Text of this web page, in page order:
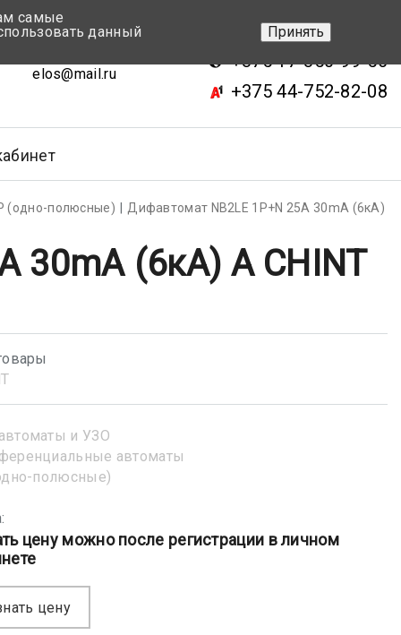
elos@mail.ru
+375 17-343-46-70
+375 17-350-99-56
+375 44-752-82-08
(одно-полюсные)
Дифавтомат NB2LE 1P+N 25А 30mA (6кА)
30mA (6кА) А CHINT
и УЗО
автоматы
полюсные)
цену можно после регистрации в личном
цену
самые
данный
Принять